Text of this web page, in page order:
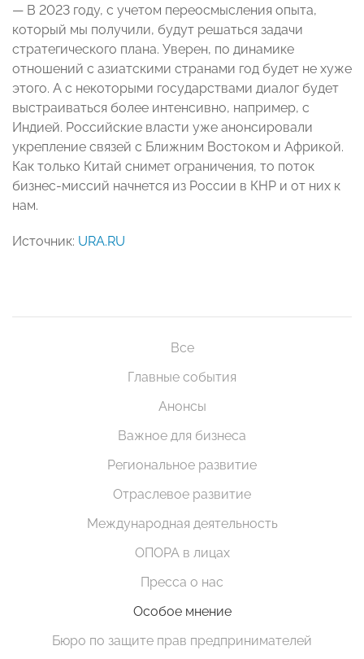
— В 2023 году, с учетом переосмысления опыта,
который мы получили, будут решаться задачи
стратегического плана. Уверен, по динамике
отношений с азиатскими странами год будет не хуже
этого. А с некоторыми государствами диалог будет
выстраиваться более интенсивно, например, с
Индией. Российские власти уже анонсировали
укрепление связей с Ближним Востоком и Африкой.
Как только Китай снимет ограничения, то поток
бизнес-миссий начнется из России в КНР и от них к
нам.
Источник: URA.RU
Все
Главные события
Анонсы
Важное для бизнеса
Региональное развитие
Отраслевое развитие
Международная деятельность
ОПОРА в лицах
Пресса о нас
Особое мнение
Бюро по защите прав предпринимателей